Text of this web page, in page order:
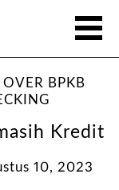
OVER BPKB
Kredit
10, 2023